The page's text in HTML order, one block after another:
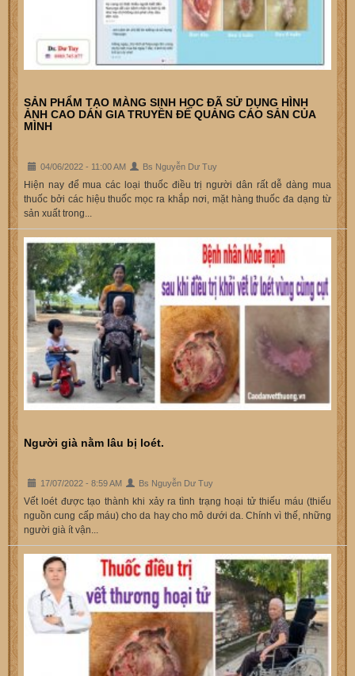
SẢN PHẨM TẠO MÀNG SINH HỌC ĐÃ SỬ DỤNG HÌNH
ẢNH CAO DÁN GIA TRUYỀN ĐỂ QUẢNG CÁO SẢN CỦA
MÌNH
04/06/2022 - 11:00 AM Bs Nguyễn Dư Tuy
Hiện nay để mua các loại thuốc điều trị người dân rất dễ dàng mua
thuốc bởi các hiệu thuốc mọc ra khắp nơi, mặt hàng thuốc đa dạng từ
sản xuất trong...
Người già nằm lâu bị loét.
17/07/2022 - 8:59 AM Bs Nguyễn Dư Tuy
Vết loét được tạo thành khi xảy ra tình trạng hoại tử thiếu máu (thiếu
nguồn cung cấp máu) cho da hay cho mô dưới da. Chính vì thế, những
người già ít vận...